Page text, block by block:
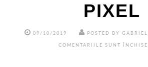
PIXEL
09/10/2019 POSTED BY
COMENTARIILE SUNT ÎNCHISE